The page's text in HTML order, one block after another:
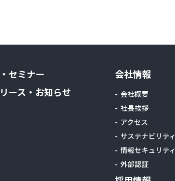
セミナー
ース・お知らせ
会社情報
会社概要
社長挨拶
アクセス
サステナビリティ
情報セキュリティ
外部認証